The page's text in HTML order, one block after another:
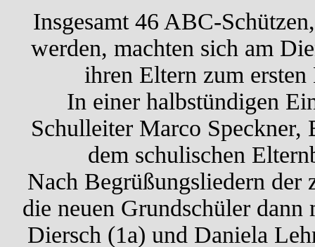
Insgesamt 46 ABC-
werden, machten sich am
ihren Eltern zum
In einer halbstündigen
Schulleiter Marco Speckner,
dem schulischen
Nach Begrüßungsliedern
die neuen Grundschüler
Diersch (1a) und Daniela